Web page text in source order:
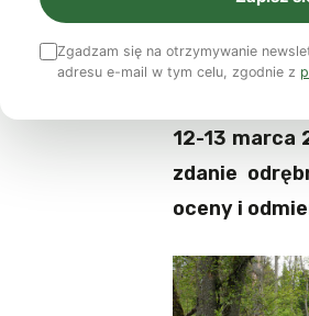
kilku
wnioskami
fakty i
12-13 marca
zdanie
oceny i
Zgadzam się na otrzymywanie
adresu e-mail w tym celu, zgodnie z